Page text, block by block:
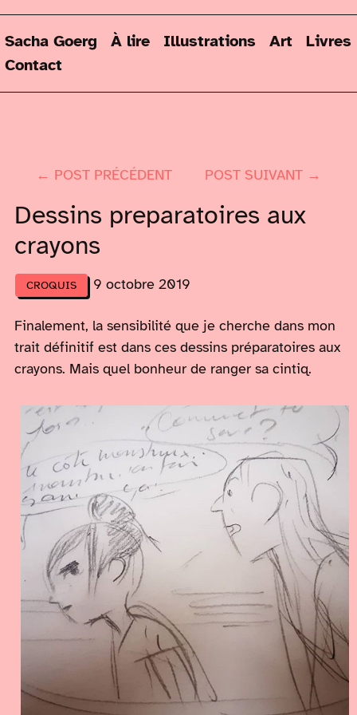
Sacha Goerg À lire Illustrations Art
Livres
Contact
← POST PRÉCÉDENT POST SUIVANT →
Dessins preparatoires aux
crayons
CROQUIS 9 octobre 2019
Finalement, la sensibilité que je cherche dans mon
trait définitif est dans ces dessins préparatoires aux
crayons. Mais quel bonheur de ranger sa cintiq.